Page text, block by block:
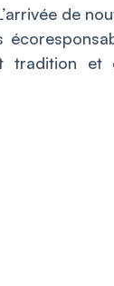
de
tradition